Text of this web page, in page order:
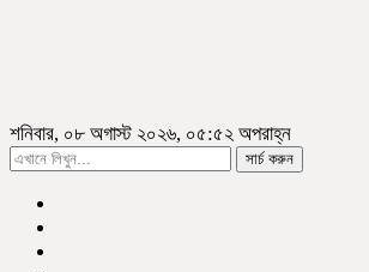
শনিবার, ০৮ অগাস্ট ২০২৬, ০৫:৫২ অপরাহ্ন
সার্চ করুন